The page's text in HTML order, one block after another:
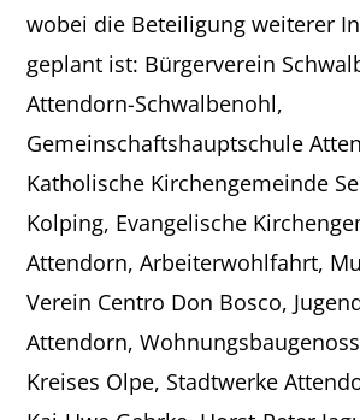
wobei die Beteiligung weiterer
geplant ist: Bürgerverein
Attendorn-Schwalbenohl,
Gemeinschaftshauptschule
Katholische Kirchengemeinde
Kolping, Evangelische
Attendorn, Arbeiterwohlfahrt,
Verein Centro Don Bosco,
Attendorn,
Kreises Olpe, Stadtwerke